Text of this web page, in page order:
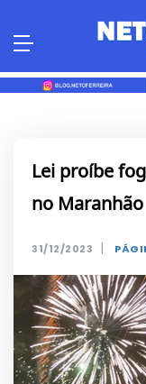
Lei proíbe
no Maranhão
31/12/2023 |